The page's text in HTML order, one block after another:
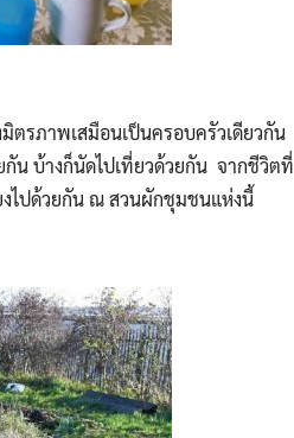
ตรภาพเสมือนเป็นครอบครัวเดียวกัน
น บ้างก็นัดไปเที่ยวด้วยกัน จากชีวิตที่
งไปด้วยกัน ณ สวนผักชุมชนแห่งนี้